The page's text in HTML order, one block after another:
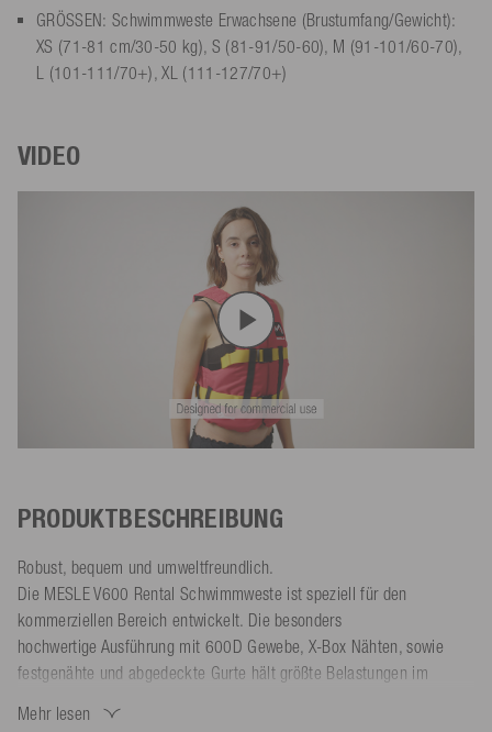
GRÖSSEN: Schwimmweste Erwachsene (Brustumfang/Gewicht):
XS (71-81 cm/30-50 kg), S (81-91/50-60), M (91-101/60-70),
L (101-111/70+), XL (111-127/70+)
VIDEO
PRODUKTBESCHREIBUNG
Robust, bequem und umweltfreundlich.
Die MESLE V600 Rental Schwimmweste ist speziell für den
kommerziellen Bereich entwickelt. Die besonders
hochwertige Ausführung mit 600D Gewebe, X-Box Nähten, sowie
festgenähte und abgedeckte Gurte hält größte Belastungen im
Dank großer Armausschnitte, seitlicher Raffung und individuell
Mehr lesen